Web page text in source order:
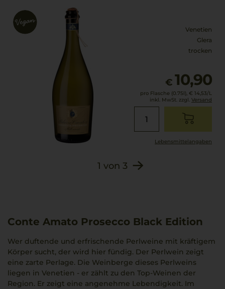
Venetien
Glera
trocken
€ 10,90
pro Flasche (0.75l), € 14,53/L
inkl. MwSt. zzgl. Versand
Lebensmittel­angaben
1 von 3
Conte Amato Prosecco Black Edition
Wer duftende und erfrischende Perlweine mit kräftigem
Körper sucht, der wird hier fündig. Der Perlwein zeigt
eine zarte Perlage. Die Weinberge dieses Perlweins
liegen in Venetien - er zählt zu den Top-Weinen der
Region. Er zeigt eine angenehme Lebendigkeit. Im